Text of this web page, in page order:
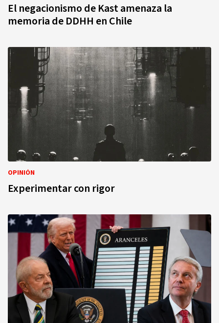
El negacionismo de Kast amenaza la
memoria de DDHH en Chile
OPINIÓN
Experimentar con rigor